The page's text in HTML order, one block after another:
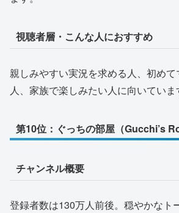
視聴者層・こんな人におすすめ
親しみやすい実況を求める人、初め
人、家族で楽しみたい人に向いていま
第10位：ぐっちの部屋（Gucchi’s
チャンネル概要
登録者数は130万人前後。穏やかなト